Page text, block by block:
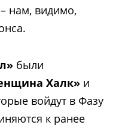
нам, видимо,
были
Халк» и
войдут в Фазу
к ранее